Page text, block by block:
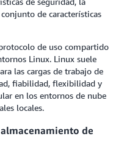
de características
de uso compartido
Linux. Linux suele
las cargas de trabajo de
fiabilidad, flexibilidad y
en los entornos de nube
locales.
de